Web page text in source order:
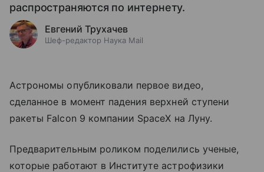
распространяются по интернету.
Евгений Трухачев
Шеф-редактор Наука Mail
Астрономы опубликовали первое видео,
сделанное в момент падения верхней ступени
ракеты Falcon 9 компании SpaceX на Луну.
Предварительным роликом поделились ученые,
которые работают в Институте астрофизики